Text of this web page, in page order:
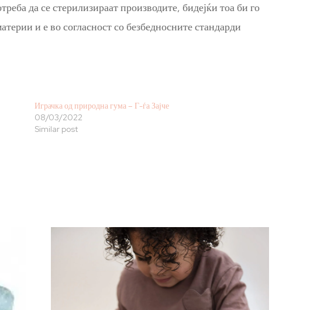
да се стерилизираат производите, бидејќи тоа би го
и е во согласност со безбедносните стандарди
Играчка од природна гума – Г-ѓа Зајче
08/03/2022
Similar post